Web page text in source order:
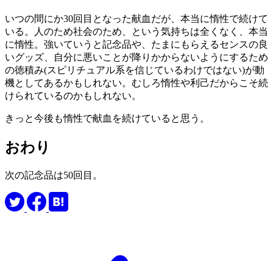
いつの間にか30回目となった献血だが、本当に惰性で続けて
いる。人のため社会のため、という気持ちは全くなく、本当
に惰性。強いていうと記念品や、たまにもらえるセンスの良
いグッズ、自分に悪いことが降りかからないようにするため
の徳積み(スピリチュアル系を信じているわけではない)が動
機としてあるかもしれない。むしろ惰性や利己だからこそ続
けられているのかもしれない。
きっと今後も惰性で献血を続けていると思う。
おわり
次の記念品は50回目。